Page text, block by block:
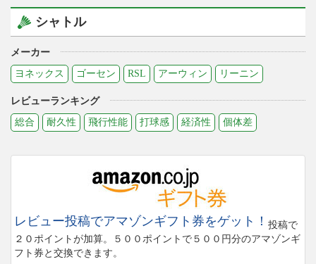
シャトル
メーカー
ヨネックス
ゴーセン RSL アーウィン リーニン
レビューランキング
総合
耐久性 飛行性能 打球感 経済性 個体差
レビュー投稿でアマゾンギフト券をゲット！ 投稿で
２０ポイントが加算。５００ポイントで５００円分のアマゾンギ
フト券と交換できます。